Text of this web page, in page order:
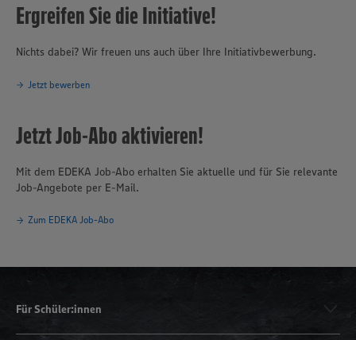
Ergreifen Sie die Initiative!
Nichts dabei? Wir freuen uns auch über Ihre Initiativbewerbung.
Jetzt bewerben
Jetzt Job-Abo aktivieren!
Mit dem EDEKA Job-Abo erhalten Sie aktuelle und für Sie relevante
Job-Angebote per E-Mail.
Zum EDEKA Job-Abo
Für Schüler:innen